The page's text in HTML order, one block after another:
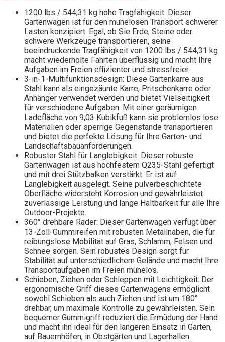
1200 lbs / 544,31 kg hohe Tragfähigkeit: Dieser
Gartenwagen ist für den mühelosen Transport schwerer
Lasten konzipiert. Egal, ob Sie Erde, Steine oder
schwere Werkzeuge transportieren, seine
beeindruckende Tragfähigkeit von 1200 lbs / 544,31 kg
macht wiederholte Fahrten überflüssig und macht Ihre
Aufgaben im Freien effizienter und stressfreier.
3-in-1-Multifunktionsdesign: Diese Gartenkarre aus
Stahl kann als eingezäunte Karre, Pritschenkarre oder
Anhänger verwendet werden und bietet Vielseitigkeit
für verschiedene Aufgaben. Mit einer geräumigen
Ladefläche von 9,03 Kubikfuß kann sie problemlos lose
Materialien oder sperrige Gegenstände transportieren
und bietet die perfekte Lösung für Ihre Garten- und
Landschaftsbauanforderungen.
Robuster Stahl für Langlebigkeit: Dieser robuste
Gartenwagen ist aus hochfestem Q235-Stahl gefertigt
und mit drei Stützbalken verstärkt. Er ist auf
Langlebigkeit ausgelegt. Seine pulverbeschichtete
Oberfläche widersteht Korrosion und gewährleistet
zuverlässige Leistung und lange Haltbarkeit für alle Ihre
Outdoor-Projekte.
360° drehbare Räder: Dieser Gartenwagen verfügt über
13-Zoll-Gummireifen mit robusten Metallnaben, die für
reibungslose Mobilität auf Gras, Schlamm, Felsen und
Schnee sorgen. Sein robustes Design sorgt für
Stabilität auf unterschiedlichem Gelände und macht Ihre
Transportaufgaben im Freien mühelos.
Schieben, Ziehen oder Schleppen mit Leichtigkeit: Der
ergonomische Griff dieses Gartenwagens ermöglicht
sowohl Schieben als auch Ziehen und ist um 180°
drehbar, um maximale Kontrolle zu gewährleisten. Sein
bequemer Gummigriff reduziert die Ermüdung der Hand
und macht ihn ideal für den längeren Einsatz in Gärten,
auf Bauernhöfen, in Obstgärten und Lagerhallen.